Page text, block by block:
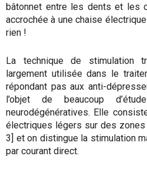
bâtonnet entre les dents et les
accrochée à une chaise électrique
rien !
La technique de stimulation
largement utilisée dans le
répondant pas aux anti-
l’objet de beaucoup
neurodégénératives. Elle
électriques légers sur des
3] et on distingue la stimulation
par courant direct.